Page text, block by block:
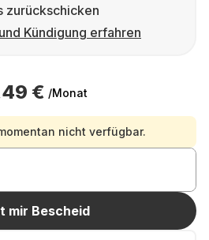
zurückschicken
Kündigung erfahren
€ /Monat
nicht verfügbar.
mir Bescheid